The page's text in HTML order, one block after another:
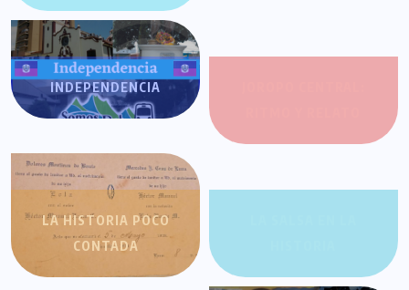
INDEPENDENCIA
LA HISTORIA POCO
CONTADA